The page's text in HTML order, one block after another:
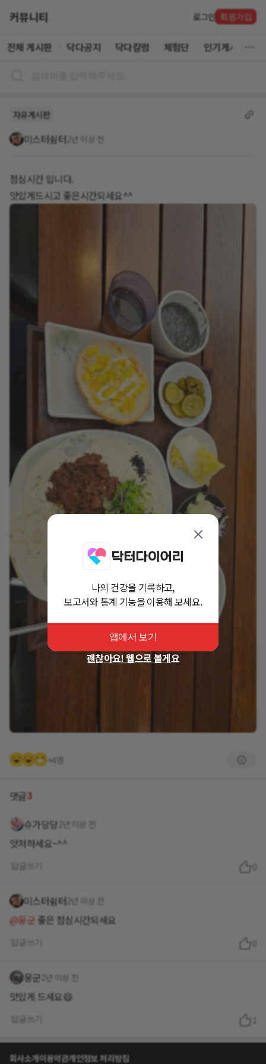
커뮤니티 로그인 회원가입
전체 게시판 닥다공지 닥다칼럼 체험단 인기게시글
자유게시판
미스터쉼터2년 이상 전
점심시간 입니다.
맛있게드시고 좋은시간되세요^^
+4명
댓글3
슈가당당2년 이상 전
맛저하세요~^^
답글쓰기
미스터쉼터2년 이상 전
@뭉군 좋은 점심시간되세요
답글쓰기
뭉군2년 이상 전
맛있게 드세요😄
답글쓰기 1
회사소개이용약관개인정보 처리방침
나의 건강을 기록하고,
보고서와 통계 기능을 이용해 보세요.
앱에서 보기
괜찮아요! 웹으로 볼게요